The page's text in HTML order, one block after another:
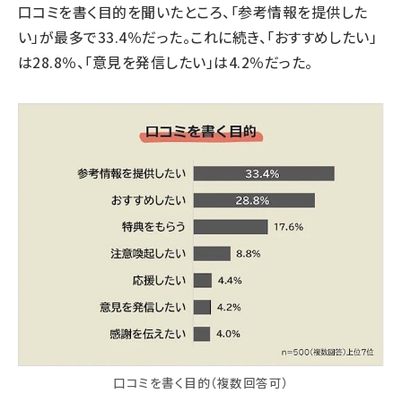
口コミを書く目的を聞いたところ、「参考情報を提供した
い」が最多で33.4％だった。これに続き、「おすすめしたい」
は28.8％、「意見を発信したい」は4.2％だった。
口コミを書く目的（複数回答可）